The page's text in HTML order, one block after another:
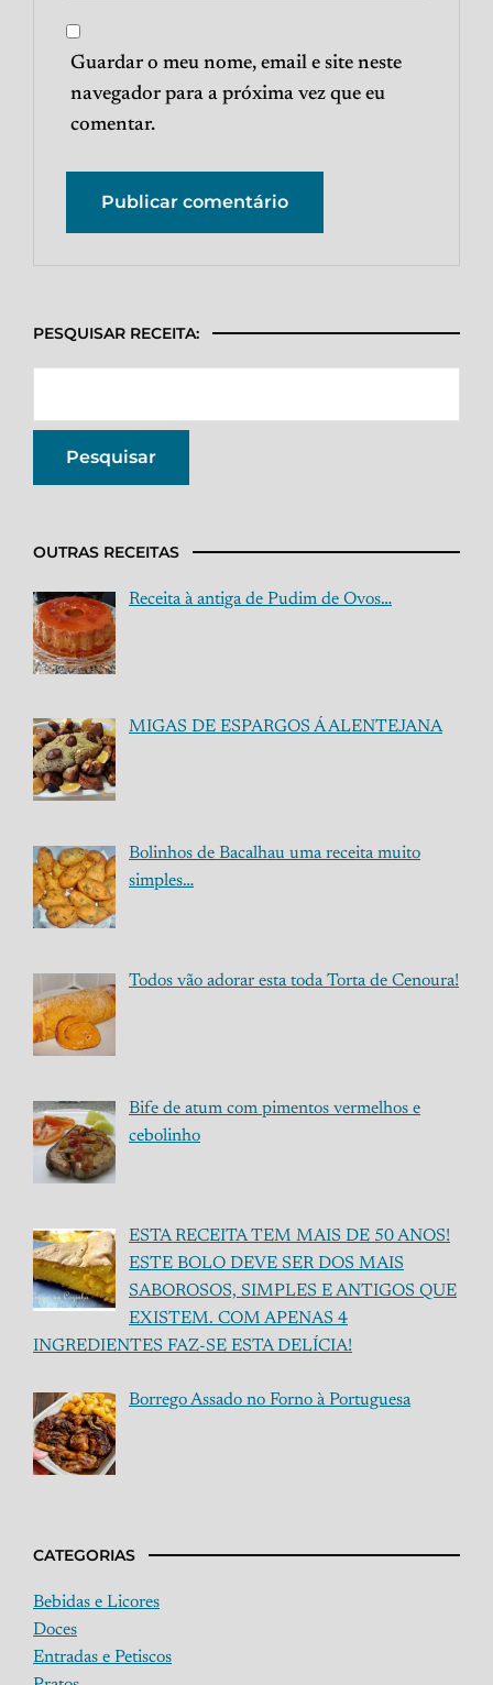
Guardar o meu nome, email e site neste
navegador para a próxima vez que eu
comentar.
PESQUISAR RECEITA:
OUTRAS RECEITAS
Receita à antiga de Pudim de Ovos…
MIGAS DE ESPARGOS Á ALENTEJANA
Bolinhos de Bacalhau uma receita muito
simples…
Todos vão adorar esta toda Torta de Cenoura!
Bife de atum com pimentos vermelhos e
cebolinho
ESTA RECEITA TEM MAIS DE 50 ANOS!
ESTE BOLO DEVE SER DOS MAIS
SABOROSOS, SIMPLES E ANTIGOS QUE
EXISTEM. COM APENAS 4
INGREDIENTES FAZ-SE ESTA DELÍCIA!
Borrego Assado no Forno à Portuguesa
CATEGORIAS
Bebidas e Licores
Doces
Entradas e Petiscos